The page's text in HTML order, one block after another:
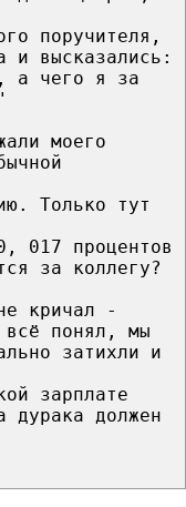
поручителя,
и высказались:
а чего я за
моего
Только тут
017 процентов
за коллегу?
кричал -
всё понял, мы
затихли и
зарплате
дурака должен